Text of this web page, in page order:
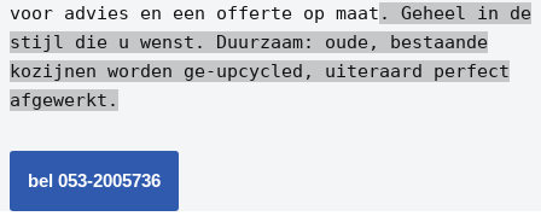
voor advies en een offerte op maat . Geheel in de
stijl die u wenst. Duurzaam: oude, bestaande
kozijnen worden ge-upcycled, uiteraard perfect
afgewerkt.
bel 053-2005736